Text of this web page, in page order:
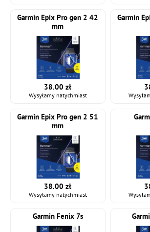
Garmin Epix Pro gen 2 42
mm
38.00 zł
Wysyłamy natychmiast
Garmin
Garmin Epix Pro gen 2 51
mm
38.00 zł
Wysyłamy natychmiast
Garmin Fenix 7s